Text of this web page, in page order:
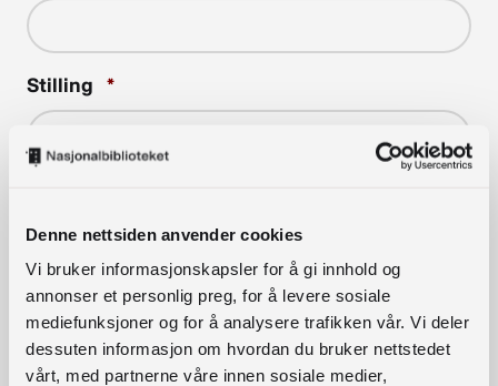
Denne nettsiden anvender cookies
Vi bruker informasjonskapsler for å gi innhold og
annonser et personlig preg, for å levere sosiale
mediefunksjoner og for å analysere trafikken vår. Vi deler
dessuten informasjon om hvordan du bruker nettstedet
vårt, med partnerne våre innen sosiale medier,
Stilling *Required
Kort framstilling av prosjektet *Required